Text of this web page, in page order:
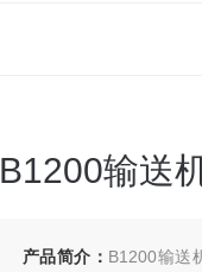
B1200输送
产品简介： B1200输送